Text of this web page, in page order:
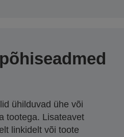
ühilduvad ühe või
tootega. Lisateavet
linkidelt või toote